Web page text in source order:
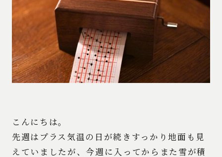
こんにちは。
先週はプラス気温の日が続きすっかり地面も見
えていましたが、今週に入ってからまた雪が積